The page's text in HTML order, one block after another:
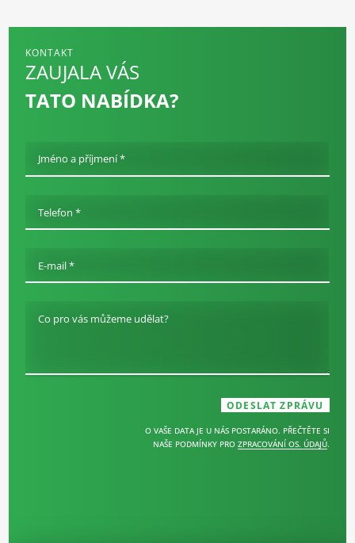
KONTAKT
ZAUJALA VÁS
TATO NABÍDKA?
Jméno a příjmení *
Telefon *
E-mail *
Co pro vás můžeme udělat?
O VAŠE DATA JE U NÁS POSTARÁNO. PŘEČTĚTE SI
NAŠE PODMÍNKY PRO ZPRACOVÁNÍ OS. ÚDAJŮ.